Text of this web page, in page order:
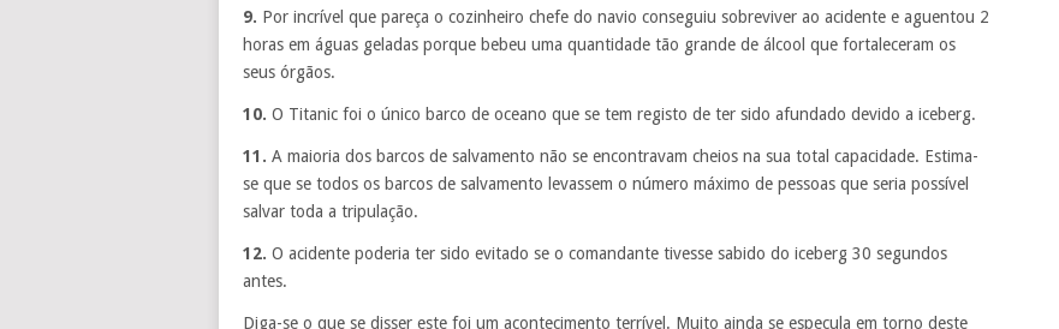
9. Por incrível que pareça o cozinheiro chefe do navio conseguiu sobreviver ao acidente e aguentou 2
horas em águas geladas porque bebeu uma quantidade tão grande de álcool que fortaleceram os
seus órgãos.
10. O Titanic foi o único barco de oceano que se tem registo de ter sido afundado devido a iceberg.
11. A maioria dos barcos de salvamento não se encontravam cheios na sua total capacidade. Estima-
se que se todos os barcos de salvamento levassem o número máximo de pessoas que seria possível
salvar toda a tripulação.
12. O acidente poderia ter sido evitado se o comandante tivesse sabido do iceberg 30 segundos
antes.
Diga-se o que se disser este foi um acontecimento terrível. Muito ainda se especula em torno deste